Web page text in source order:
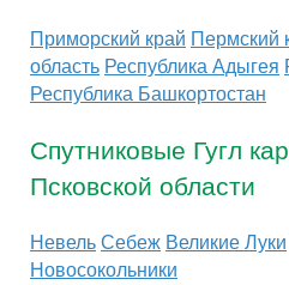
Приморский край Пермский
область Республика Адыгея
Республика Башкортостан
Спутниковые Гугл
Псковской области
НевельСебеж Великие Луки
Новосокольники